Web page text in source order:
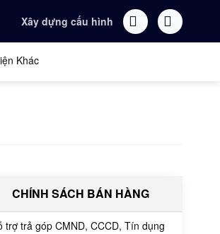
Xây dựng cấu hình
Khác
CHÍNH SÁCH BÁN HÀNG
trợ trả góp CMND, CCCD, Tín dụng